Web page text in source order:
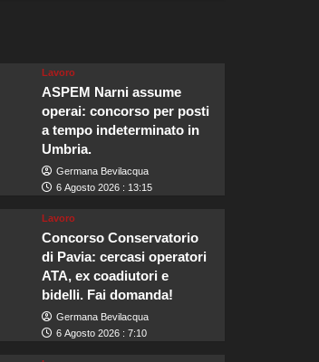
Lavoro
ASPEM Narni assume
operai: concorso per posti
a tempo indeterminato in
Umbria.
Germana Bevilacqua
6 Agosto 2026 : 13:15
Lavoro
Concorso Conservatorio
di Pavia: cercasi operatori
ATA, ex coadiutori e
bidelli. Fai domanda!
Germana Bevilacqua
6 Agosto 2026 : 7:10